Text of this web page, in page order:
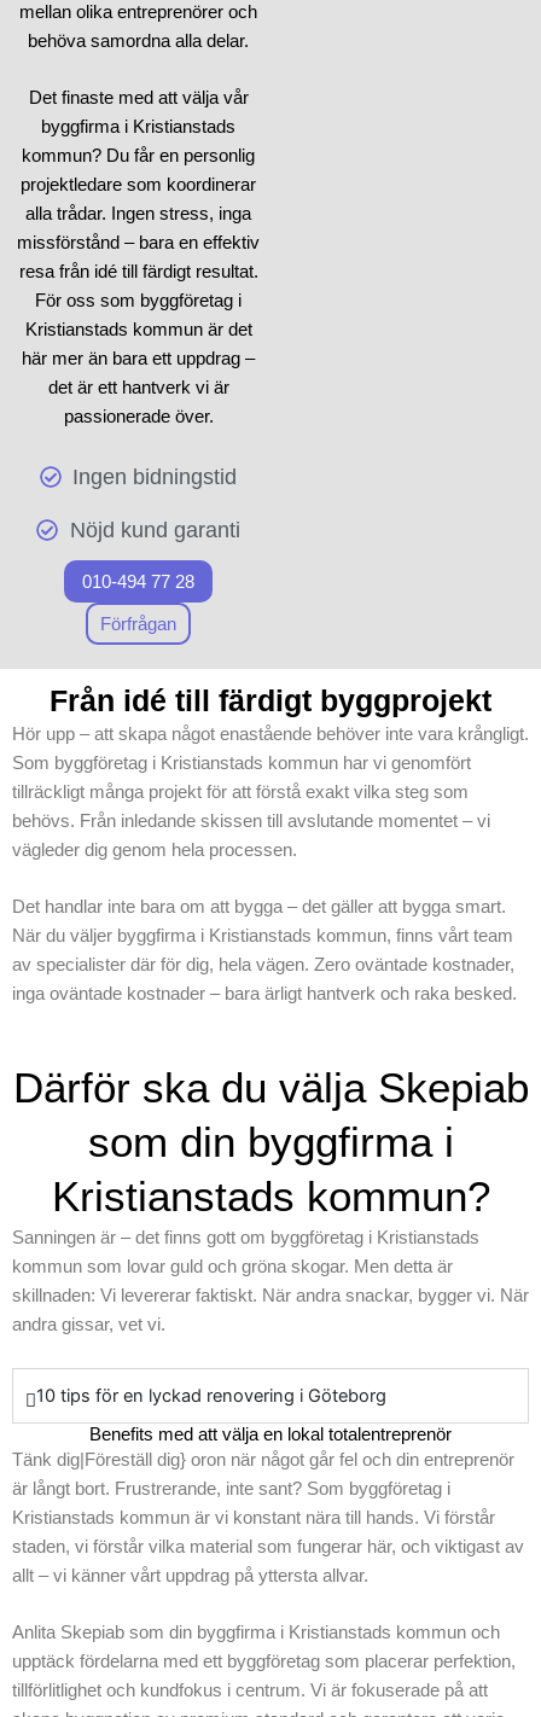
mellan olika entreprenörer och
behöva samordna alla delar.
Det finaste med att välja vår
byggfirma i Kristianstads
kommun? Du får en personlig
projektledare som koordinerar
alla trådar. Ingen stress, inga
missförstånd – bara en effektiv
resa från idé till färdigt resultat.
För oss som byggföretag i
Kristianstads kommun är det
här mer än bara ett uppdrag –
det är ett hantverk vi är
passionerade över.
Ingen bidningstid
Nöjd kund garanti
010-494 77 28
Förfrågan
Från idé till färdigt byggprojekt
Hör upp – att skapa något enastående behöver inte vara krångligt.
Som byggföretag i Kristianstads kommun har vi genomfört
tillräckligt många projekt för att förstå exakt vilka steg som
behövs. Från inledande skissen till avslutande momentet – vi
vägleder dig genom hela processen.
Det handlar inte bara om att bygga – det gäller att bygga smart.
När du väljer byggfirma i Kristianstads kommun, finns vårt team
av specialister där för dig, hela vägen. Zero oväntade kostnader,
inga oväntade kostnader – bara ärligt hantverk och raka besked.
Därför ska du välja Skepiab
som din byggfirma i
Kristianstads kommun?
Sanningen är – det finns gott om byggföretag i Kristianstads
kommun som lovar guld och gröna skogar. Men detta är
skillnaden: Vi levererar faktiskt. När andra snackar, bygger vi. När
andra gissar, vet vi.
10 tips för en lyckad renovering i Göteborg
Benefits med att välja en lokal totalentreprenör
Tänk dig|Föreställ dig} oron när något går fel och din entreprenör
är långt bort. Frustrerande, inte sant? Som byggföretag i
Kristianstads kommun är vi konstant nära till hands. Vi förstår
staden, vi förstår vilka material som fungerar här, och viktigast av
allt – vi känner vårt uppdrag på yttersta allvar.
Anlita Skepiab som din byggfirma i Kristianstads kommun och
upptäck fördelarna med ett byggföretag som placerar perfektion,
tillförlitlighet och kundfokus i centrum. Vi är fokuserade på att